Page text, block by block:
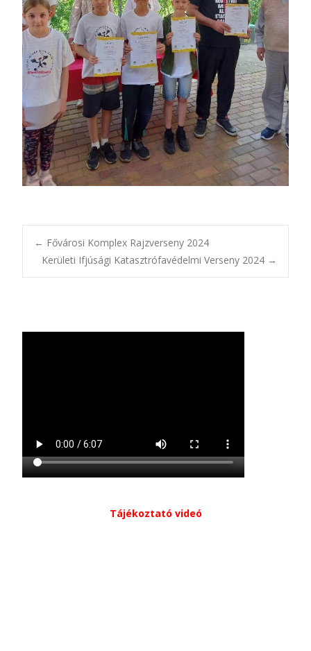
← Fővárosi Komplex Rajzverseny 2024
Kerületi Ifjúsági Katasztrófavédelmi Verseny 2024 →
Tájékoztató videó